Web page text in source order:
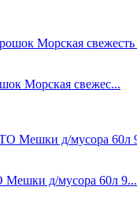
Морская свежес...
д/мусора 60л 9...